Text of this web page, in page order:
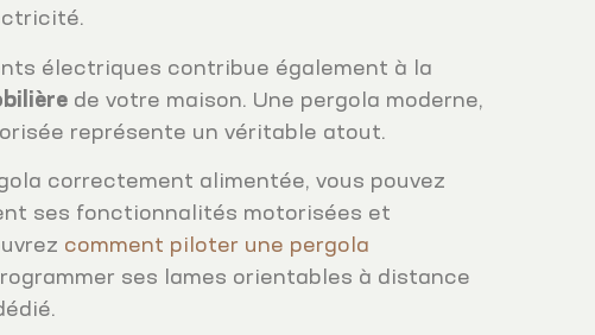
électriques contribue également à la
de votre maison. Une pergola moderne,
représente un véritable atout.
correctement alimentée, vous pouvez
ses fonctionnalités motorisées et
comment piloter une pergola
ses lames orientables à distance